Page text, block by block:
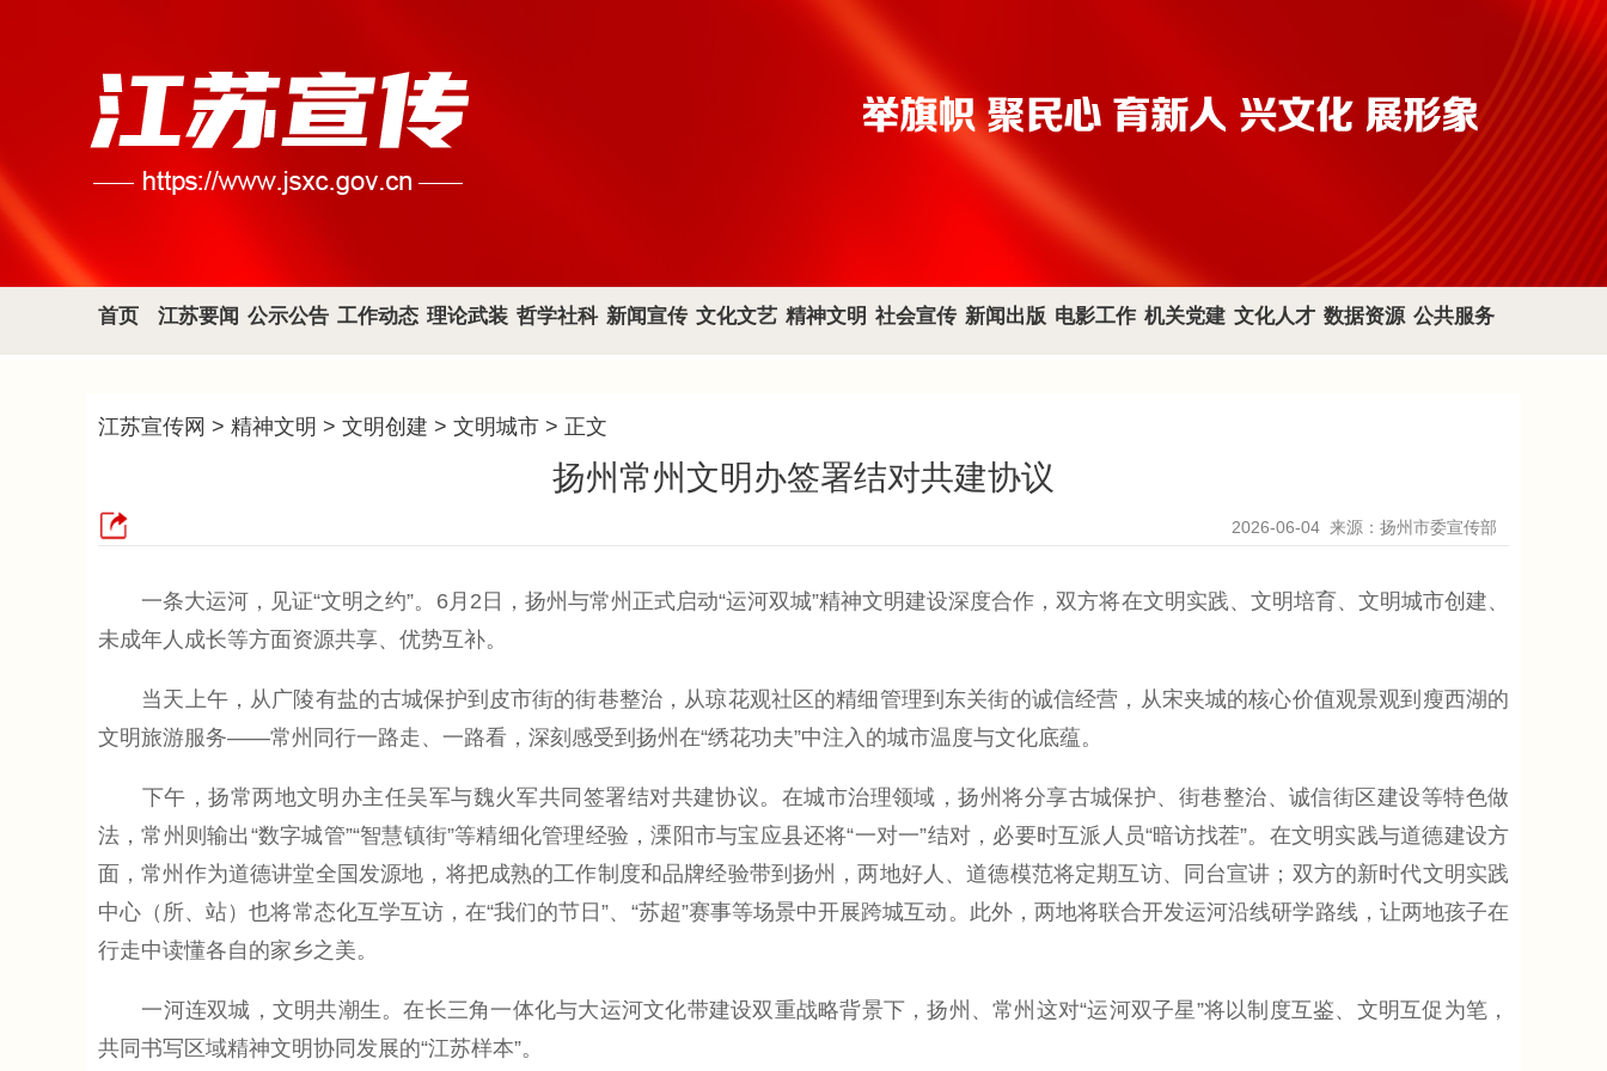
首页 江苏要闻 公示公告 工作动态 理论武装 哲学社科 新闻宣传 文化文艺 精神文明 社会宣传 新闻出版 电影工作 机关党建 文化人才 数据资源 公共服务
江苏宣传网 > 精神文明 > 文明创建 > 文明城市 > 正文
扬州常州文明办签署结对共建协议
2026-06-04 来源：扬州市委宣传部
一条大运河，见证“文明之约”。6月2日，扬州与常州正式启动“运河双城”精神文明建设深度合作，双方将在文明实践、文明培育、文明城市创建、
未成年人成长等方面资源共享、优势互补。
当天上午，从广陵有盐的古城保护到皮市街的街巷整治，从琼花观社区的精细管理到东关街的诚信经营，从宋夹城的核心价值观景观到瘦西湖的
文明旅游服务——常州同行一路走、一路看，深刻感受到扬州在“绣花功夫”中注入的城市温度与文化底蕴。
下午，扬常两地文明办主任吴军与魏火军共同签署结对共建协议。在城市治理领域，扬州将分享古城保护、街巷整治、诚信街区建设等特色做
法，常州则输出“数字城管”“智慧镇街”等精细化管理经验，溧阳市与宝应县还将“一对一”结对，必要时互派人员“暗访找茬”。在文明实践与道德建设方
面，常州作为道德讲堂全国发源地，将把成熟的工作制度和品牌经验带到扬州，两地好人、道德模范将定期互访、同台宣讲；双方的新时代文明实践
中心（所、站）也将常态化互学互访，在“我们的节日”、“苏超”赛事等场景中开展跨城互动。此外，两地将联合开发运河沿线研学路线，让两地孩子在
行走中读懂各自的家乡之美。
一河连双城，文明共潮生。在长三角一体化与大运河文化带建设双重战略背景下，扬州、常州这对“运河双子星”将以制度互鉴、文明互促为笔，
共同书写区域精神文明协同发展的“江苏样本”。